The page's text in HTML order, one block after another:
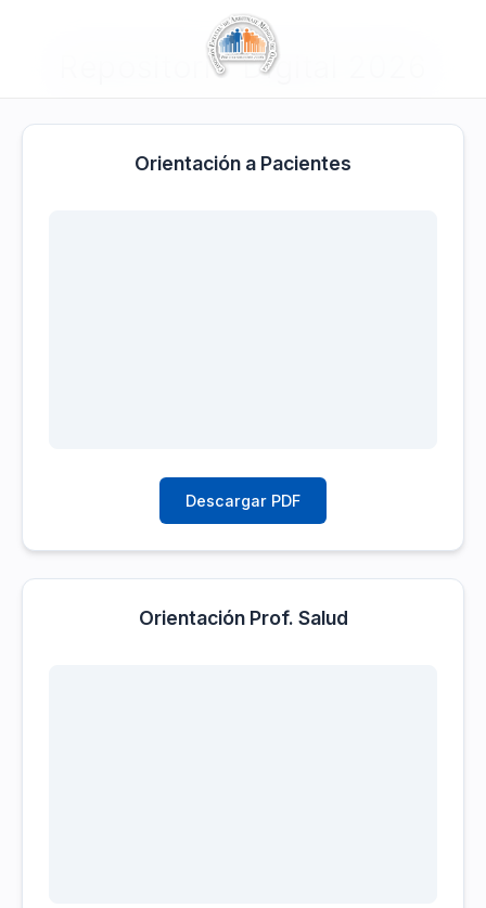
Repositorio Digital 2026
Orientación a Pacientes
Descargar PDF
Orientación Prof. Salud